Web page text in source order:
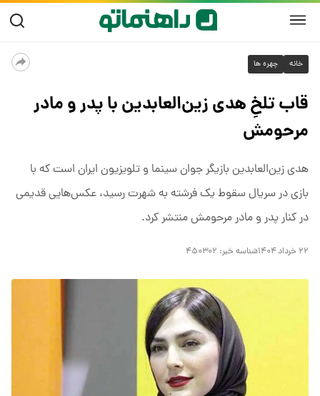
خانه چهره ها
قاب تلخِ هدی زین‌العابدین با پدر و مادر
مرحومش
هدی زین‌العابدین بازیگر جوان سینما و تلویزیون ایران است که با
بازی در سریال سقوط یک فرشته به شهرت رسید، عکس‌هایی قدیمی
در کنار پدر و مادر مرحومش منتشر کرد.
۲۲ خرداد ۱۴۰۴ شناسه خبر: ۴۵۰۳۰۲